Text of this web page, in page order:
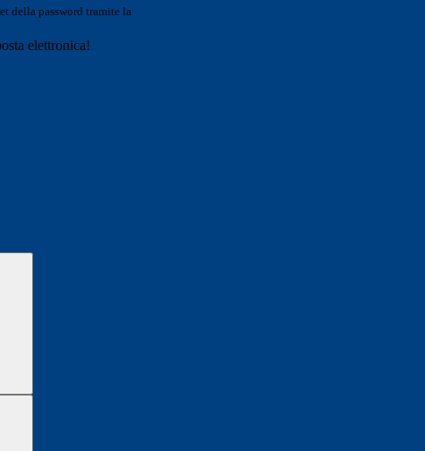
della password tramite la
elettronica!